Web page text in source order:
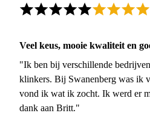
Veel keus, mooie kwaliteit en
"Ik ben bij verschillende
klinkers. Bij Swanenberg was ik
vond ik wat ik zocht. Ik werd er
dank aan Britt."